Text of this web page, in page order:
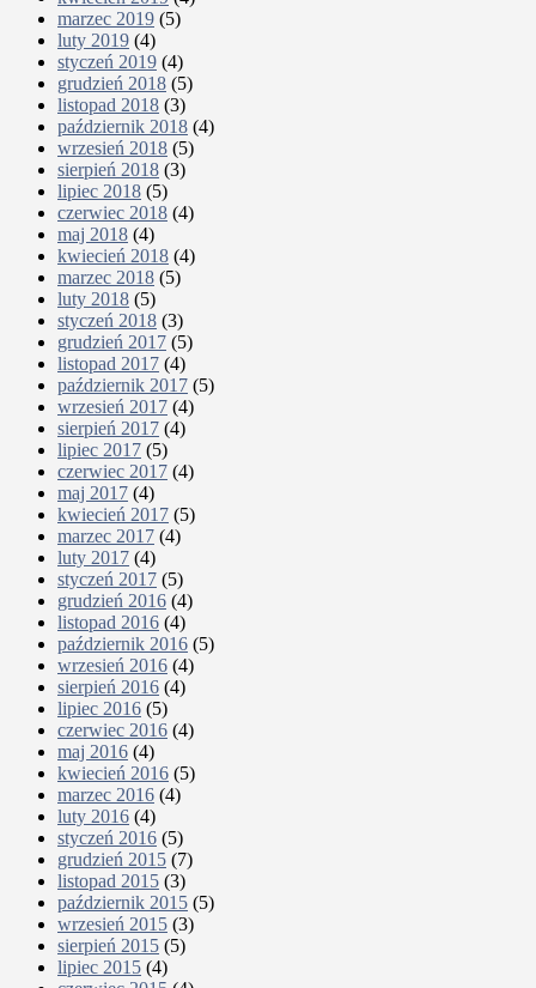
marzec 2019 (5)
luty 2019 (4)
styczeń 2019 (4)
grudzień 2018 (5)
listopad 2018 (3)
październik 2018 (4)
wrzesień 2018 (5)
sierpień 2018 (3)
lipiec 2018 (5)
czerwiec 2018 (4)
maj 2018 (4)
kwiecień 2018 (4)
marzec 2018 (5)
luty 2018 (5)
styczeń 2018 (3)
grudzień 2017 (5)
listopad 2017 (4)
październik 2017 (5)
wrzesień 2017 (4)
sierpień 2017 (4)
lipiec 2017 (5)
czerwiec 2017 (4)
maj 2017 (4)
kwiecień 2017 (5)
marzec 2017 (4)
luty 2017 (4)
styczeń 2017 (5)
grudzień 2016 (4)
listopad 2016 (4)
październik 2016 (5)
wrzesień 2016 (4)
sierpień 2016 (4)
lipiec 2016 (5)
czerwiec 2016 (4)
maj 2016 (4)
kwiecień 2016 (5)
marzec 2016 (4)
luty 2016 (4)
styczeń 2016 (5)
grudzień 2015 (7)
listopad 2015 (3)
październik 2015 (5)
wrzesień 2015 (3)
sierpień 2015 (5)
lipiec 2015 (4)